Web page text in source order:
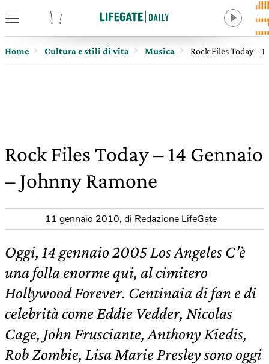
Home Cultura e stili di vita Musica Rock Files Today –
Rock Files Today – 14 Gennaio
– Johnny Ramone
11 gennaio 2010, di Redazione LifeGate
Oggi, 14 gennaio 2005 Los Angeles C’è
una folla enorme qui, al cimitero
Hollywood Forever. Centinaia di fan e di
celebrità come Eddie Vedder, Nicolas
Cage, John Frusciante, Anthony Kiedis,
Rob Zombie, Lisa Marie Presley sono oggi